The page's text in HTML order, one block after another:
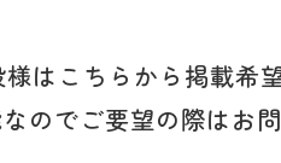
はこちらから掲載希
のでご要望の際はお問